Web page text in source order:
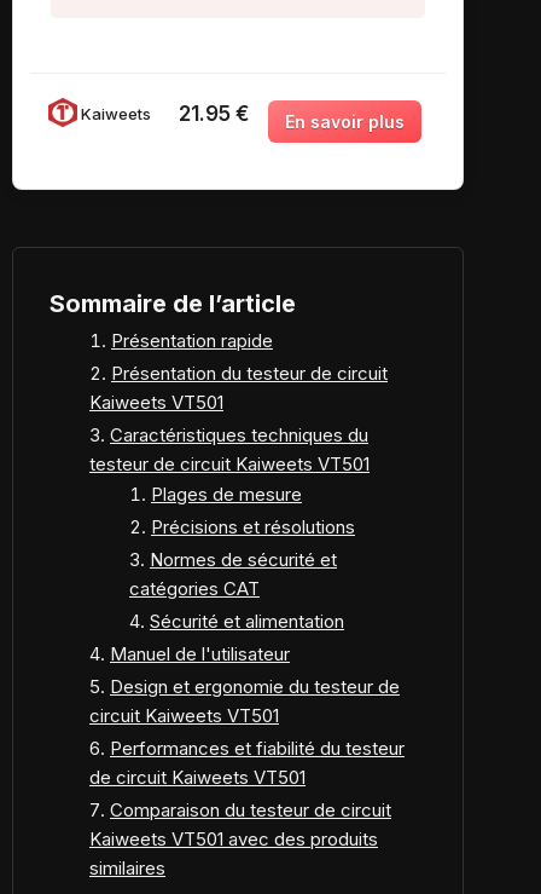
Kaiweets 21.95 €
Sommaire de l’article
Présentation rapide
Présentation du testeur de circuit
Kaiweets VT501
Caractéristiques techniques du
testeur de circuit Kaiweets VT501
Plages de mesure
Précisions et résolutions
Normes de sécurité et
catégories CAT
Sécurité et alimentation
Manuel de l'utilisateur
Design et ergonomie du testeur de
circuit Kaiweets VT501
Performances et fiabilité du testeur
de circuit Kaiweets VT501
Comparaison du testeur de circuit
Kaiweets VT501 avec des produits
similaires